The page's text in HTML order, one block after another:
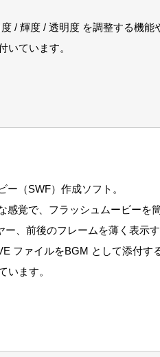
/ 輝度 / 透明度 を調整する機
いています。
ー（SWF）作成ソフト。
覚で、フラッシュムービーを
、前後のフレームを薄く表示
ファイルをBGM として添付す
います。